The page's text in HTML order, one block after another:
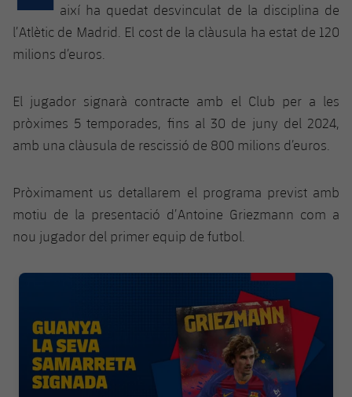
plusicon
més
Instal·lacions
Spotify Camp Nou
Estadi Johan Cruyff
La Masia
plusicon
més
Serveis
Serveis Mèdics
plusicon
més
Acreditacions
SUB13
SUB11 A
SUB11 B
SUB10 A
SUB10 B
SUB8 A
SUB8 B
SUB13 B
SUB11 C
Entrades
Resultats
Jugadors
Fotos
Història
Base
Barça Atlètic
Cadet A
Infantil B
Campus Estiu
PLUSICON
MÉS
plusicon
més
Actualitat
Entrades
Jugadors
Fotos
Barça Atlètic
plusicon
més
Calendari
Jugadors
Fotos
Actualitat
Cadet B
Infantil A
PLUSICON
MÉS
Calendari
Entrades
Actualitat
Calendari
Base
plusicon
més
Actualitat
Campus Verano
així ha quedat desvinculat de la disciplina de
l’Atlètic de Madrid. El cost de la clàusula ha estat de 120
milions d’euros.
El jugador signarà contracte amb el Club per a les
pròximes 5 temporades, fins al 30 de juny del 2024,
amb una clàusula de rescissió de 800 milions d’euros.
Pròximament us detallarem el programa previst amb
motiu de la presentació d’Antoine Griezmann com a
nou jugador del primer equip de futbol.
FC Barcelona club badge